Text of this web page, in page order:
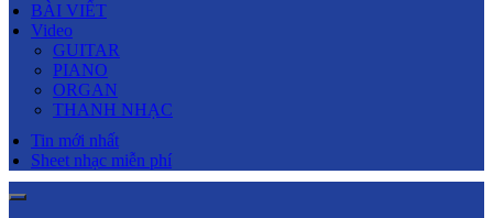
BÀI VIẾT
Video
GUITAR
PIANO
ORGAN
THANH NHẠC
Tin mới nhất
Sheet nhạc miễn phí